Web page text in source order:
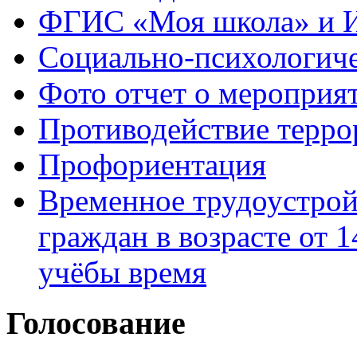
ФГИС «Моя школа» и
Социально-
Фото отчет о
Противодействие
Профориентация
Временное
граждан в возрасте от
учёбы время
Голосование